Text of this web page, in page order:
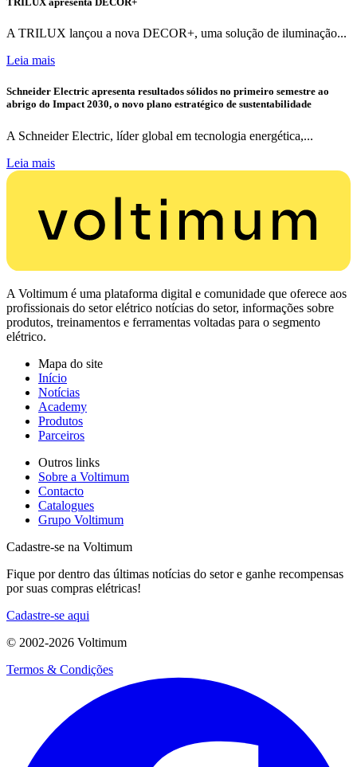
A TRILUX lançou a nova DECOR+, uma solução de iluminação...
Leia mais
Schneider Electric apresenta resultados sólidos no primeiro semestre ao
abrigo do Impact 2030, o novo plano estratégico de sustentabilidade
A Schneider Electric, líder global em tecnologia energética,...
Leia mais
A Voltimum é uma plataforma digital e comunidade que oferece aos
profissionais do setor elétrico notícias do setor, informações sobre
produtos, treinamentos e ferramentas voltadas para o segmento
elétrico.
Mapa do site
Início
Notícias
Academy
Produtos
Parceiros
Outros links
Sobre a Voltimum
Contacto
Catalogues
Grupo Voltimum
Cadastre-se na Voltimum
Fique por dentro das últimas notícias do setor e ganhe recompensas
por suas compras elétricas!
Cadastre-se aqui
© 2002-2026 Voltimum
Termos & Condições